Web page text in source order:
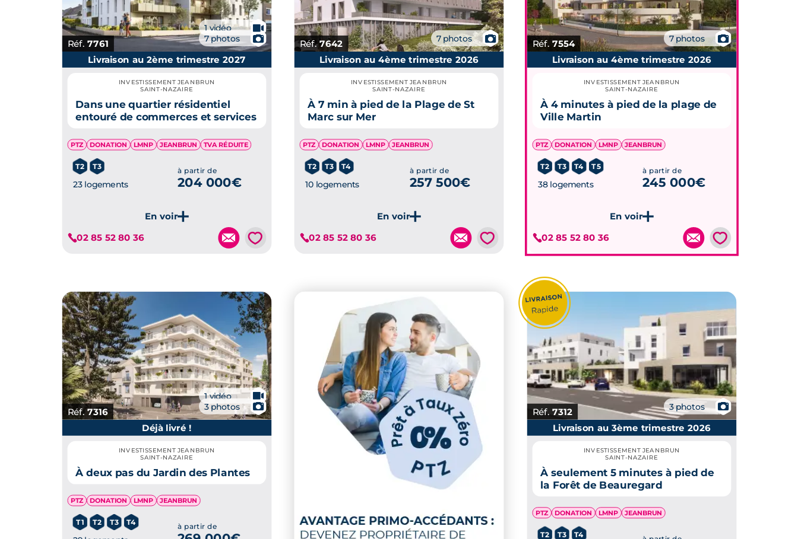
Réf. 7761
1 vidéo 🎥
7 photos 📷
Je découvre ce programme
Livraison au 2ème trimestre 2027
INVESTISSEMENT JEANBRUN
SAINT-NAZAIRE
Dans une quartier résidentiel
entouré de commerces et services
PTZ DONATION LMNP JEANBRUN TVA RÉDUITE
T2 T3
23 logements
à partir de
204 000€
02 85 52 80 36 💗
Réf.7642 7 photos 📷
Je découvre ce programme
Livraison au 4ème trimestre 2026
INVESTISSEMENT JEANBRUN
SAINT-NAZAIRE
À 7 min à pied de la Plage de St
Marc sur Mer
PTZ DONATION LMNP JEANBRUN
T2 T3 T4
10 logements
à partir de
257 500€
02 85 52 80 36 💗
Réf. 7554 7 photos 📷
Je découvre ce programme
Livraison au 4ème trimestre 2026
INVESTISSEMENT JEANBRUN
SAINT-NAZAIRE
À 4 minutes à pied de la plage de
Ville Martin
PTZ DONATION LMNP JEANBRUN
T2 T3 T4 T5
38 logements
à partir de
245 000€
02 85 52 80 36 💗
Réf. 7316
1 vidéo 🎥
3 photos
📷
Déjà livré !
INVESTISSEMENT JEANBRUN
SAINT-NAZAIRE
À deux pas du Jardin des Plantes
PTZ DONATION LMNP JEANBRUN
T1 T2 T3 T4 à partir de
Réf. 7312 3 photos
📷
Livraison au 3ème trimestre 2026
INVESTISSEMENT JEANBRUN
SAINT-NAZAIRE
À seulement 5 minutes à pied de
la Forêt de Beauregard
PTZ DONATION LMNP JEANBRUN
T2 T3 T4